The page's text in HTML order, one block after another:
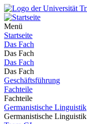
Menü
Startseite
Das Fach
Das Fach
Das Fach
Das Fach
Geschäftsführung
Fachteile
Fachteile
Germanistische Linguistik
Germanistische Linguistik